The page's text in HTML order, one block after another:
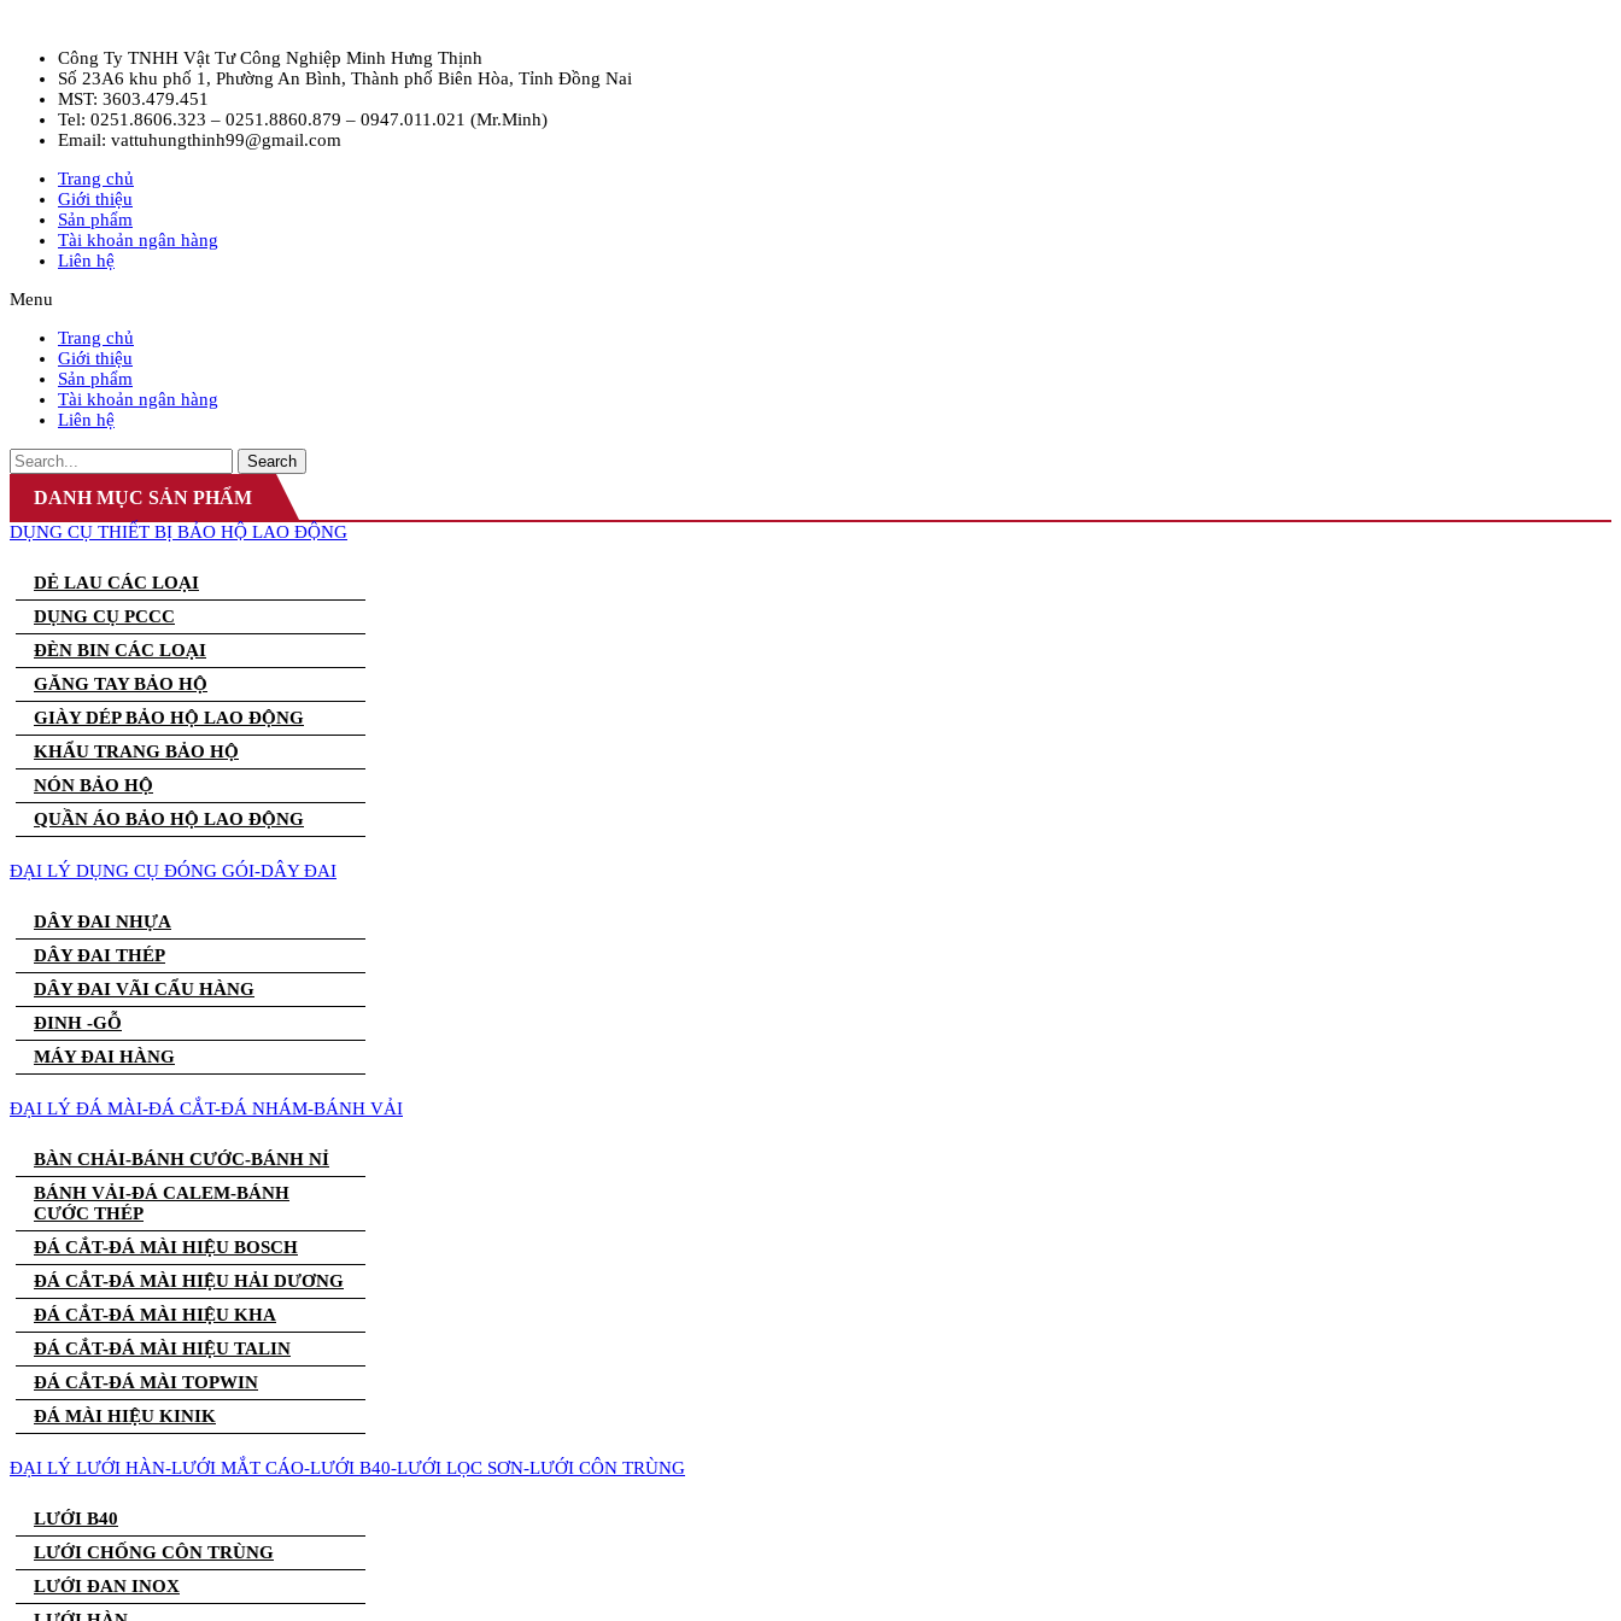
Công Ty TNHH Vật Tư Công Nghiệp Minh Hưng Thịnh
Số 23A6 khu phố 1, Phường An Bình, Thành phố Biên Hòa, Tỉnh Đồng Nai
MST: 3603.479.451
Tel: 0251.8606.323 – 0251.8860.879 – 0947.011.021 (Mr.Minh)
Email: vattuhungthinh99@gmail.com
Trang chủ
Giới thiệu
Sản phẩm
Tài khoản ngân hàng
Liên hệ
Menu
Trang chủ
Giới thiệu
Sản phẩm
Tài khoản ngân hàng
Liên hệ
Search
DANH MỤC SẢN PHẨM
DỤNG CỤ THIẾT BỊ BẢO HỘ LAO ĐỘNG
DẺ LAU CÁC LOẠI
DỤNG CỤ PCCC
ĐÈN BIN CÁC LOẠI
GĂNG TAY BẢO HỘ
GIÀY DÉP BẢO HỘ LAO ĐỘNG
KHẨU TRANG BẢO HỘ
NÓN BẢO HỘ
QUẦN ÁO BẢO HỘ LAO ĐỘNG
ĐẠI LÝ DỤNG CỤ ĐÓNG GÓI-DÂY ĐAI
DÂY ĐAI NHỰA
DÂY ĐAI THÉP
DÂY ĐAI VÃI CẨU HÀNG
ĐINH -GỖ
MÁY ĐAI HÀNG
ĐẠI LÝ ĐÁ MÀI-ĐÁ CẮT-ĐÁ NHÁM-BÁNH VẢI
BÀN CHẢI-BÁNH CƯỚC-BÁNH NỈ
BÁNH VẢI-ĐÁ CALEM-BÁNH
CƯỚC THÉP
ĐÁ CẮT-ĐÁ MÀI HIỆU BOSCH
ĐÁ CẮT-ĐÁ MÀI HIỆU HẢI DƯƠNG
ĐÁ CẮT-ĐÁ MÀI HIỆU KHA
ĐÁ CẮT-ĐÁ MÀI HIỆU TALIN
ĐÁ CẮT-ĐÁ MÀI TOPWIN
ĐÁ MÀI HIỆU KINIK
ĐẠI LÝ LƯỚI HÀN-LƯỚI MẮT CÁO-LƯỚI B40-LƯỚI LỌC SƠN-LƯỚI CÔN TRÙNG
LƯỚI B40
LƯỚI CHỐNG CÔN TRÙNG
LƯỚI ĐAN INOX